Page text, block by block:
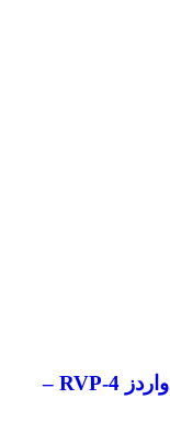
پمپ وکیوم دو مرحله‌ای روغنی طرح ادواردز RVP‑4 –